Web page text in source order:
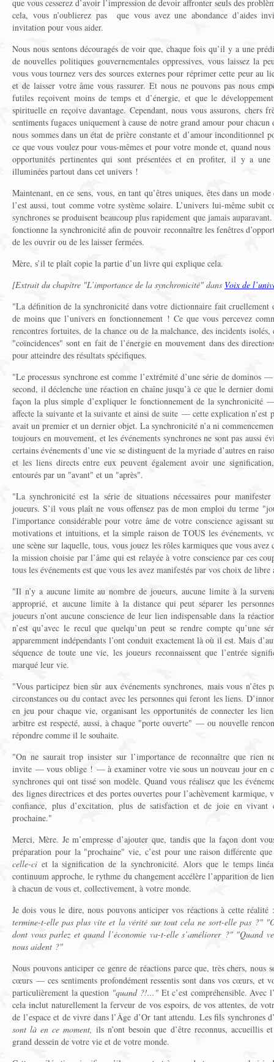
que vous cesserez d’avoir l’impression de devoir affronter seuls des
cela, vous n’oublierez pas que vous avez une abondance d’aides
invitation pour vous aider.
Nous nous sentons découragés de voir que, chaque fois qu’il y a une
de nouvelles politiques gouvernementales oppressives, vous laissez la
vous vous tournez vers des sources externes pour réprimer cette peur au
et de laisser votre âme vous rassurer. Et nous ne pouvons pas nous
futiles reçoivent moins de temps et d’énergie, et que le
spirituelle en reçoive davantage. Cependant, nous vous assurons, chers
sentiments fugaces uniquement à cause de notre grand amour pour
nous sommes dans un état de prière constante et d’amour inconditionnel
ce que vous voulez pour vous-mêmes et pour votre monde et, quand nous
opportunités pertinentes qui sont présentées et en profiter, il y a une
illuminées partout dans cet univers !
Maintenant, en ce sens, vous, en tant qu’êtres uniques, êtes dans un
l’est aussi, tout comme votre système solaire. L’univers lui-même subit
synchrones se produisent beaucoup plus rapidement que jamais
fonctionne la synchronicité afin de pouvoir reconnaître les fenêtres
de les ouvrir ou de les laisser fermées.
Mère, s’il te plaît copie la partie d’un livre qui explique cela.
[Extrait du chapitre "L’importance de la synchronicité" dans Voix de
"La définition de la synchronicité dans votre dictionnaire fait cruellement
de moins que l’univers en fonctionnement ! Ce que vous percevez
rencontres fortuites, de la chance ou de la malchance, des incidents
"coïncidences" sont en fait de l’énergie en mouvement dans des
pour atteindre des résultats spécifiques.
"Le processus synchrone est comme l’extrémité d’une série de dominos
second, il déclenche une réaction en chaîne jusqu’à ce que le dernier
façon la plus simple d’expliquer le fonctionnement de la synchronicité
affecte la suivante et la suivante et ainsi de suite — cette explication n’est
avait un premier et un dernier objet. La synchronicité n’a ni
toujours en mouvement, et les événements synchrones ne sont pas aussi
certains événements d’une vie se distinguent de la myriade d’autres en
et les liens directs entre eux peuvent également avoir une
entourés par un "avant" et un "après".
"La synchronicité est la série de situations nécessaires pour
joueurs. S’il vous plaît ne vous offensez pas de mon emploi du terme
l'importance considérable pour votre âme de votre conscience agissant
motivations et intuitions, et la simple raison de TOUS les événements,
une scène sur laquelle, tous, vous jouez les rôles karmiques que vous
la mission choisie par l’âme qui est relayée à votre conscience par ces
tous les événements est que vous les avez manifestés par vos choix de
"Il n’y a aucune limite au nombre de joueurs, aucune limite à la
approprié, et aucune limite à la distance qui peut séparer les
joueurs n’ont aucune conscience de leur lien indispensable dans la
n’est qu’avec le recul que quelqu’un peut se rendre compte qu’une
apparemment indépendants l’ont conduit exactement là où il est. Mais
séquence de toute une vie, les joueurs reconnaissent que l’entrée
marqué leur vie.
"Vous participez bien sûr aux événements synchrones, mais vous n’êtes
circonstances ou du contact avec les personnes qui feront les liens.
en jeu pour chaque vie, organisant les opportunités de connecter les
arbitre est respecté, aussi, à chaque "porte ouverte" — ou nouvelle
répondre comme il le souhaite.
"On ne saurait trop insister sur l’importance de reconnaître que rien
invite — vous oblige ! — à examiner votre vie sous un nouveau jour en
synchrones qui ont tissé son modèle. Quand vous réalisez que les
des lignes directrices et des portes ouvertes pour l’achèvement karmique,
confiance, plus d’excitation, plus de satisfaction et de joie en
prochaine."
Merci, Mère. Je m’empresse d’ajouter que, tandis que la façon dont
préparation pour la "prochaine" vie, c’est pour une raison différente
celle-ci et la signification de la synchronicité. Alors que le temps
continuum approche, le rythme du changement accélère l’apparition de
à chacun de vous et, collectivement, à votre monde.
Je dois vous le dire, nous pouvons anticiper vos réactions à cette
termine-t-elle pas plus vite et la vérité sur tout cela ne sort-elle pas ?"
dont vous parlez et quand l’économie va-t-elle s’améliorer ?" "Quand
nous aident ?"
Nous pouvons anticiper ce genre de réactions parce que, très chers, nous
cœurs — ces sentiments profondément ressentis sont dans vos cœurs, et
particulièrement la question "quand ?!..." Et c’est compréhensible. Avec
cela inclut naturellement la ferveur de vos espoirs, de vos attentes, de
de l’espace et de vivre dans l’Âge d’Or tant attendu. Les fils synchrones
sont là en ce moment, ils n’ont besoin que d’être reconnus, accueillis
grand dessein de votre vie et de votre monde.